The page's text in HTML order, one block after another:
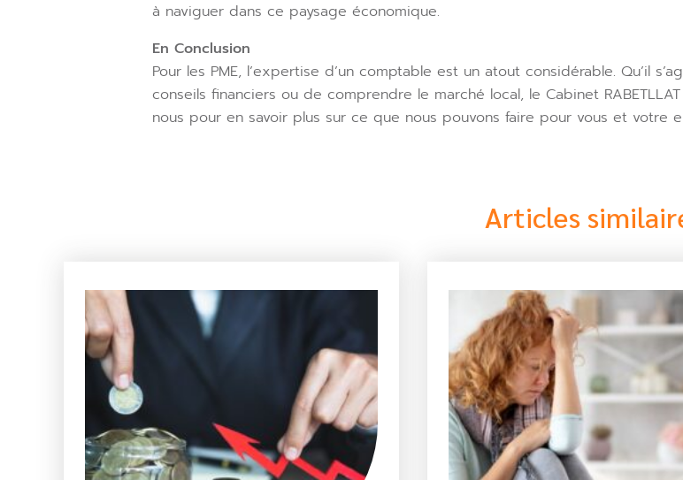
à naviguer dans ce paysage économique.
En Conclusion
Pour les PME, l’expertise d’un comptable est un atout considérable. Qu’il
conseils financiers ou de comprendre le marché local, le Cabinet
nous pour en savoir plus sur ce que nous pouvons faire pour vous et votre
Articles